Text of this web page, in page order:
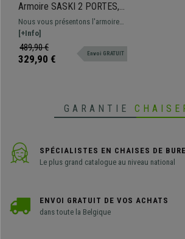
Armoire SASKI 2 PORTES,
140x90x40cm, Avec
Serrure, En Acier, Blanc
Nous vous présentons l'armoire
SASKI 2 PORTES. Il s'agit d'un
meuble robuste avec deux
étagères et une serrure, fabriquée
[+Info]
489,90 €
329,90 € Envoi GRATUIT
GARANTIE
SPÉCIALISTES EN CHAISES DE
Le plus grand catalogue au niveau national
ENVOI GRATUIT DE VOS ACHATS
dans toute la Belgique